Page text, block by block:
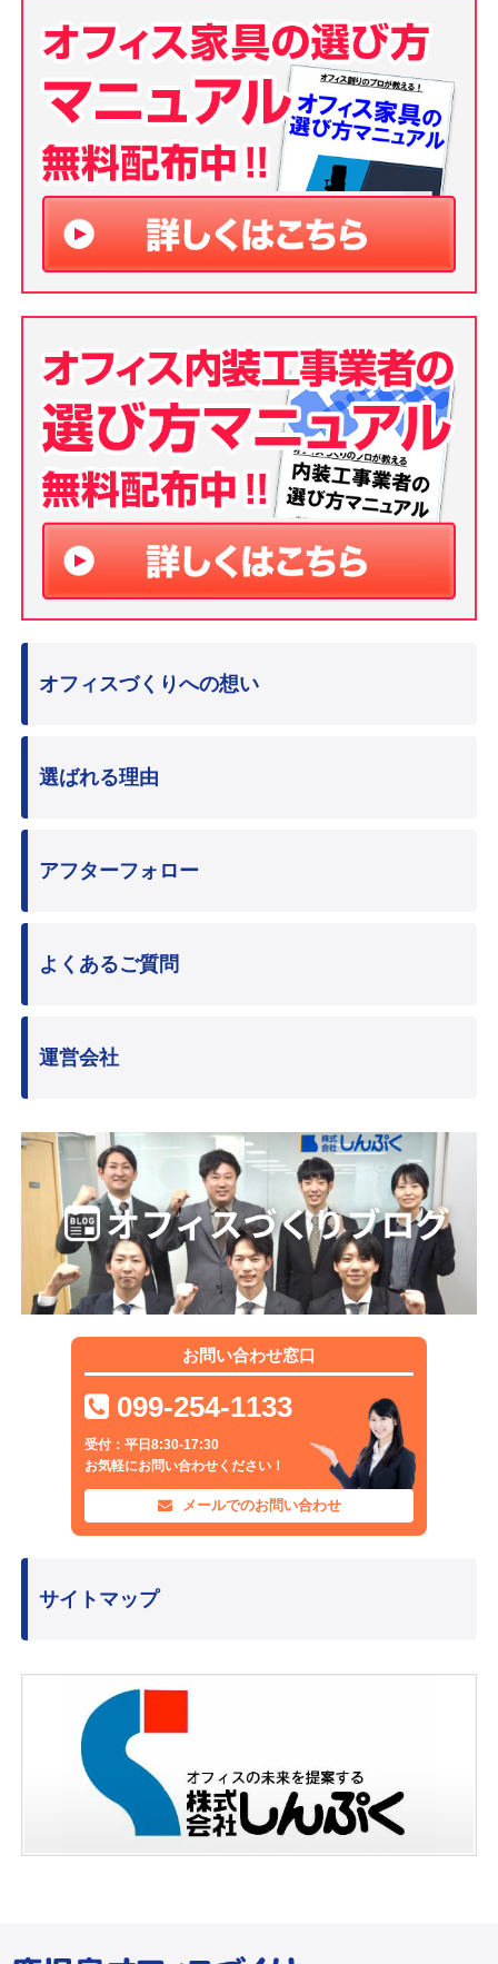
オフィスづくりへの想い
選ばれる理由
アフターフォロー
よくあるご質問
運営会社
お問い合わせ窓口
099-254-1133
受付：平日8:30-17:30
お気軽にお問い合わせください！
メールでのお問い合わせ
サイトマップ